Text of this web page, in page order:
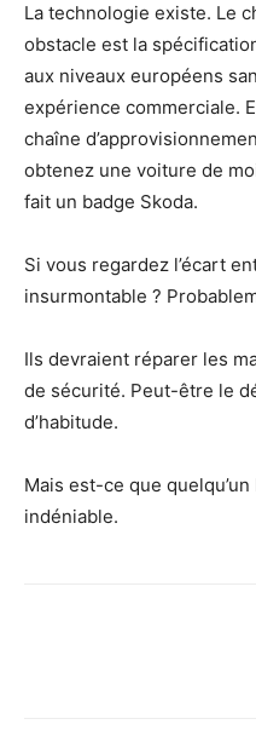
La technologie existe. Le
obstacle est la
aux niveaux européens
expérience commerciale.
chaîne
obtenez une voiture de
fait un badge Skoda.
Si vous regardez l’écart
insurmontable ?
Ils devraient réparer les
de sécurité. Peut-être le
d’habitude.
Mais est-ce que
indéniable.